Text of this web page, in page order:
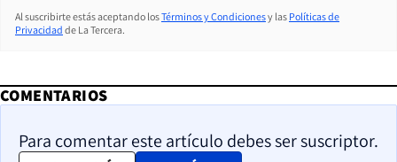
Al suscribirte estás aceptando losTérminos y Condicionesy las Políticas de
Privacidad de La Tercera.
COMENTARIOS
Para comentar este artículo debes ser suscriptor.